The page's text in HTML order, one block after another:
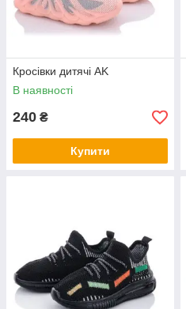
Кросівки дитячі AK
В наявності
240 ₴
Купити